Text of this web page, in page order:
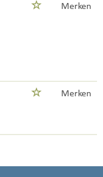
Merken
Merken